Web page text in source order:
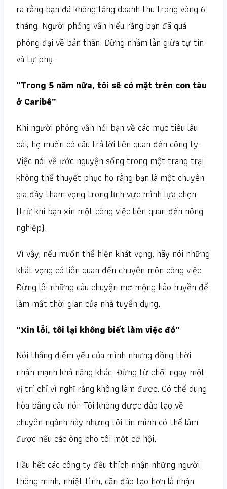
ra rằng bạn đã không tăng doanh thu trong vòng 6
tháng. Người phỏng vấn hiểu rằng bạn đã quá
phóng đại về bản thân. Đừng nhầm lẫn giữa tự tin
và tự phụ.
“Trong 5 năm nữa, tôi sẽ có mặt trên con tàu
ở Caribê”
Khi người phỏng vấn hỏi bạn về các mục tiêu lâu
dài, họ muốn có câu trả lời liên quan đến công ty.
Việc nói về ước nguyện sống trong một trang trại
không thể thuyết phục họ rằng bạn là một chuyên
gia đầy tham vọng trong lĩnh vực mình lựa chọn
(trừ khi bạn xin một công việc liên quan đến nông
nghiệp).
Vì vậy, nếu muốn thể hiện khát vọng, hãy nói những
khát vọng có liên quan đến chuyên môn công việc.
Đừng lôi những câu chuyện mơ mộng hão huyền để
làm mất thời gian của nhà tuyển dụng.
“Xin lỗi, tôi lại không biết làm việc đó”
Nói thẳng điểm yếu của mình nhưng đồng thời
nhấn mạnh khả năng khác. Đừng từ chối ngay một
vị trí chỉ vì nghĩ rằng không làm được. Có thể dung
hòa bằng câu nói: Tôi không được đào tạo về
chuyên ngành này nhưng tôi tin mình có thể làm
được nếu các ông cho tôi một cơ hội.
Hầu hết các công ty đều thích nhận những người
thông minh, nhiệt tình, cần đào tạo hơn là nhận